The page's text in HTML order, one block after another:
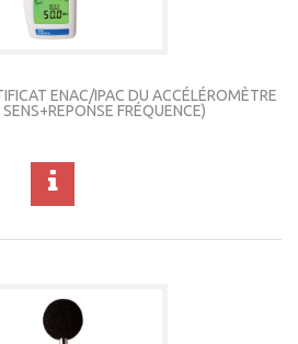
ENAC/IPAC DU ACCÉLÉROMÈTRE
FRÉQUENCE)